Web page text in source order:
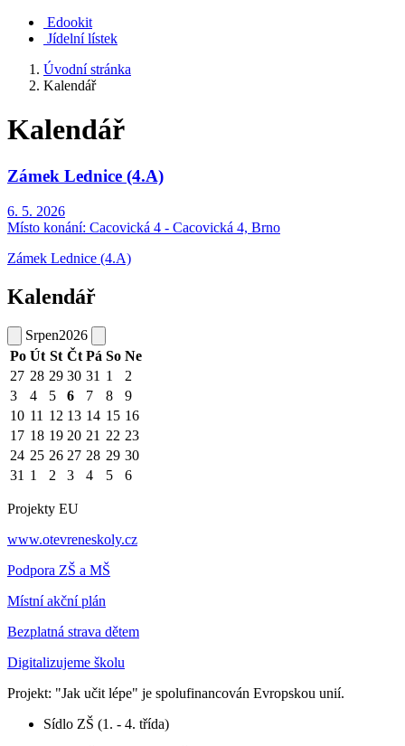
Edookit
Jídelní lístek
Úvodní stránka
Kalendář
Kalendář
Zámek Lednice (4.A)
6. 5. 2026
Místo konání: Cacovická 4 - Cacovická 4, Brno
Zámek Lednice (4.A)
Kalendář
Srpen2026
Po Út St Čt Pá So Ne
27 28 29 30 31 1
2
3
4 5 6 7 8
9
10 11 12 13 14 15 16
17 18 19 20 21 22 23
24 25 26 27 28 29 30
31 1 2 3 4 5 6
Projekty EU
www.otevreneskoly.cz
Podpora ZŠ a MŠ
Místní akční plán
Bezplatná strava dětem
Digitalizujeme školu
Projekt: "Jak učit lépe" je spolufinancován Evropskou unií.
Sídlo ZŠ (1. - 4. třída)